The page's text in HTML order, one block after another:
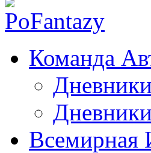
Команда
Всемирная